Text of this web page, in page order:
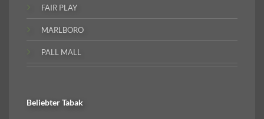
FAIR PLAY
MARLBORO
PALL MALL
BeliebterTabak